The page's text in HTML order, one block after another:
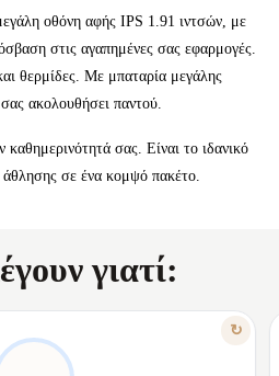
οθόνη αφής IPS 1.91 ιντσών, με
στις αγαπημένες σας εφαρμογές.
θερμίδες. Με μπαταρία μεγάλης
ακολουθήσει παντού.
σας. Είναι το ιδανικό
άθλησης σε ένα κομψό πακέτο.
γιατί:
↻
ΠΆΝΤΑ